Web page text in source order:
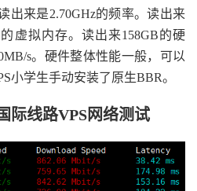
出来是2.70GHz的频率。读出来
虚拟内存。读出来158GB的硬
s。硬件整体性能一般，可以
小学生手动安装了原生BBR。
际线路VPS网络测试